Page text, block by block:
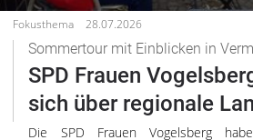
Fokusthema 28.07.2026
Sommertour mit Einblicken in
SPD Frauen
sich über regionale
Die SPD Frauen Vogelsberg